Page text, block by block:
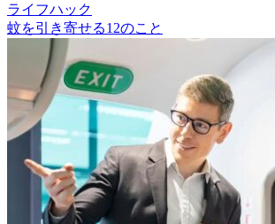
ライフハック
蚊を引き寄せる12のこと